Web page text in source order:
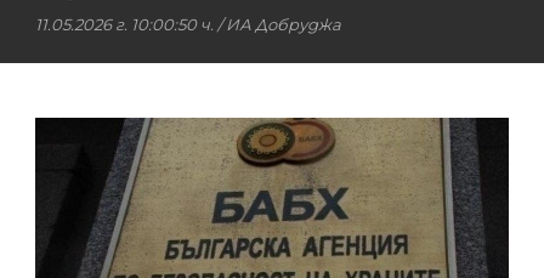
11.05.2026 г. 10:00:50 ч. /ИА Добруджа